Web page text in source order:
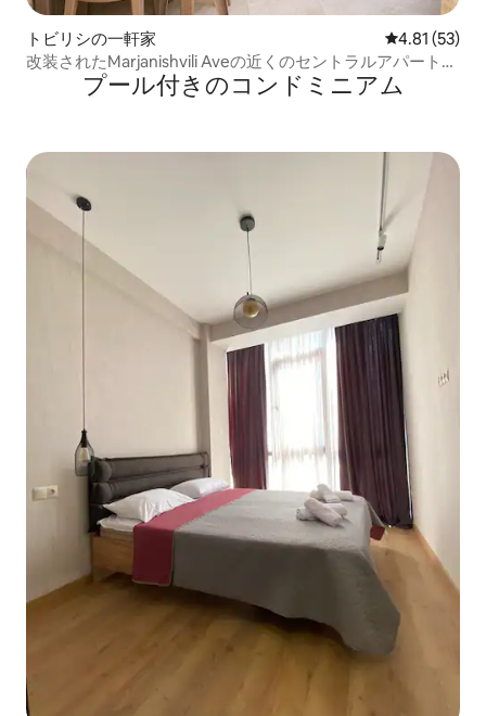
トビリシの一軒家 レビュー53
4.81 (53)
改装されたMarjanishvili Aveの近くのセントラルアパートメ
プール付きのコンドミニアム